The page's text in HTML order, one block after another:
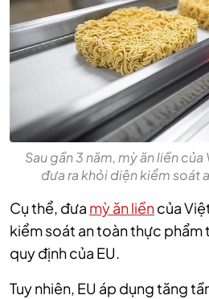
Sau gần 3 năm, mỳ ăn liền
đưa ra khỏi diện kiểm soát
Cụ thể, đưa mỳ ăn liềncủa
kiểm soát an toàn thực phẩm
quy định của EU.
Tuy nhiên, EU áp dụng tăng